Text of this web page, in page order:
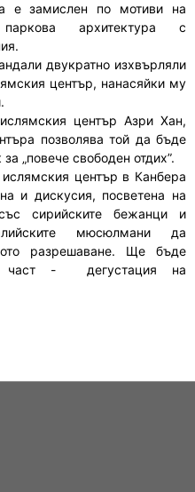
е замислен по мотиви на
архитектура с
двукратно изхвърляли
център, нанасяйки му
център Азри Хан,
позволява той да бъде
„повече свободен отдих”.
център в Канбера
и дискусия, посветена на
сирийските бежанци и
мюсюлмани да
разрешаване. Ще бъде
част - дегустация на